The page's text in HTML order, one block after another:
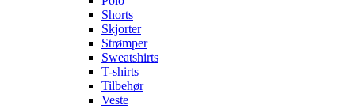
Shorts
Skjorter
Strømper
Sweatshirts
T-shirts
Tilbehør
Veste